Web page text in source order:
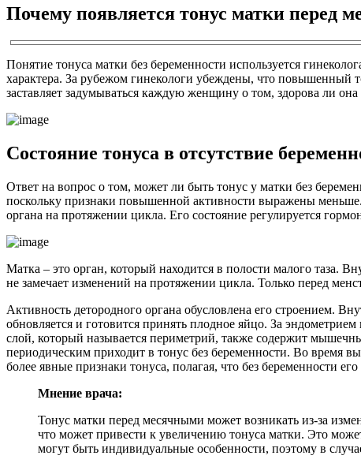
Почему появляется тонус матки перед
Понятие тонуса матки без беременности используется
характера. За рубежом гинекологи убеждены, что повышенный
заставляет задумываться каждую женщину о том, здорова ли
Состояние тонуса в отсутствие
Ответ на вопрос о том, может ли быть тонус у матки без
поскольку признаки повышенной активности выражены
органа на протяжении цикла. Его состояние регулируется
Матка – это орган, который находится в полости малого таза.
не замечает изменений на протяжении цикла. Только перед
Активность детородного органа обусловлена его строением.
обновляется и готовится принять плодное яйцо. За
слой, который называется периметрий, также содержит
периодическим приходит в тонус без беременности. Во время
более явные признаки тонуса, полагая, что без беременности его
Мнение врача:
Тонус матки перед месячными может возникать из-за
что может привести к увеличению тонуса матки. Это
могут быть индивидуальные особенности, поэтому в